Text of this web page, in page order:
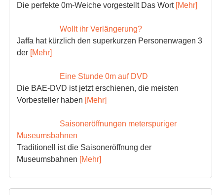
Die perfekte 0m-Weiche vorgestellt Das Wort [Mehr]
Wollt ihr Verlängerung?
Jaffa hat kürzlich den superkurzen Personenwagen 3
der [Mehr]
Eine Stunde 0m auf DVD
Die BAE-DVD ist jetzt erschienen, die meisten
Vorbesteller haben [Mehr]
Saisoneröffnungen meterspuriger
Museumsbahnen
Traditionell ist die Saisoneröffnung der
Museumsbahnen [Mehr]